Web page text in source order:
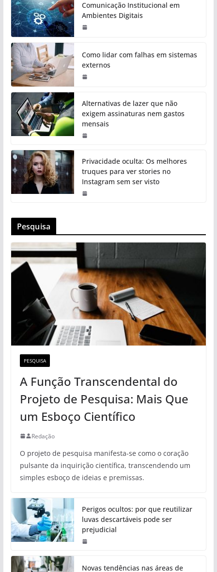
Comunicação Institucional em
Ambientes Digitais
Como lidar com falhas em sistemas
externos
Alternativas de lazer que não
exigem assinaturas nem gastos
mensais
Privacidade oculta: Os melhores
truques para ver stories no
Instagram sem ser visto
Pesquisa
PESQUISA
A Função Transcendental do
Projeto de Pesquisa: Mais Que
um Esboço Científico
Redação
O projeto de pesquisa manifesta-se como o coração
pulsante da inquirição científica, transcendendo um
simples esboço de ideias e premissas.
Perigos ocultos: por que reutilizar
luvas descartáveis pode ser
prejudicial
Novas tendências nas áreas de